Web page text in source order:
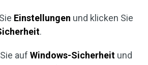
Einstellungen und klicken Sie
.
auf Windows-Sicherheit und